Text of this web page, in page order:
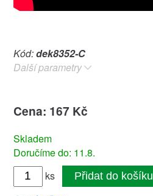
Kód:dek8352-C
Další parametry
Cena: 167 Kč
Skladem
Doručíme do: 11.8.
ks
Přidat do košíku